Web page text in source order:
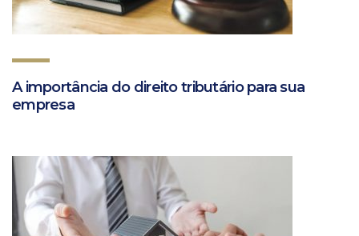
A importância do direito tributário para sua
empresa